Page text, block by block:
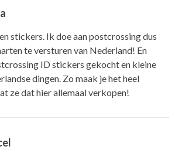
stickers. Ik doe aan postcrossing dus
te versturen van Nederland! En
ID stickers gekocht en kleine
dingen. Zo maak je het heel
ze dat hier allemaal verkopen!